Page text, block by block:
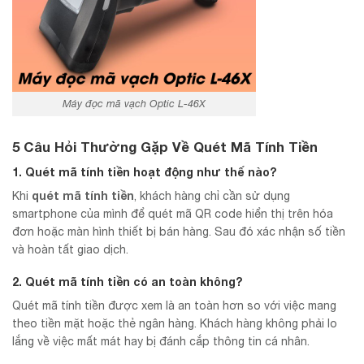
Máy đọc mã vạch Optic L-46X
5 Câu Hỏi Thường Gặp Về Quét Mã Tính Tiền
1. Quét mã tính tiền hoạt động như thế nào?
Khi quét mã tính tiền , khách hàng chỉ cần sử dụng
smartphone của mình để quét mã QR code hiển thị trên hóa
đơn hoặc màn hình thiết bị bán hàng. Sau đó xác nhận số tiền
và hoàn tất giao dịch.
2. Quét mã tính tiền có an toàn không?
Quét mã tính tiền được xem là an toàn hơn so với việc mang
theo tiền mặt hoặc thẻ ngân hàng. Khách hàng không phải lo
lắng về việc mất mát hay bị đánh cắp thông tin cá nhân.